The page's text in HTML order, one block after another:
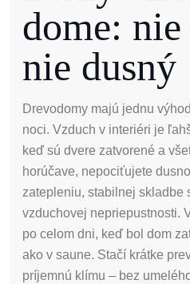
dome:
nie dusný
Drevodomy majú jednu
noci. Vzduch v interiéri je
keď sú dvere zatvorené a
horúčave, nepociťujete
zatepleniu, stabilnej skladbe
vzduchovej nepriepustnosti.
po celom dni, keď bol dom
ako v saune. Stačí krátke
príjemnú klímu – bez